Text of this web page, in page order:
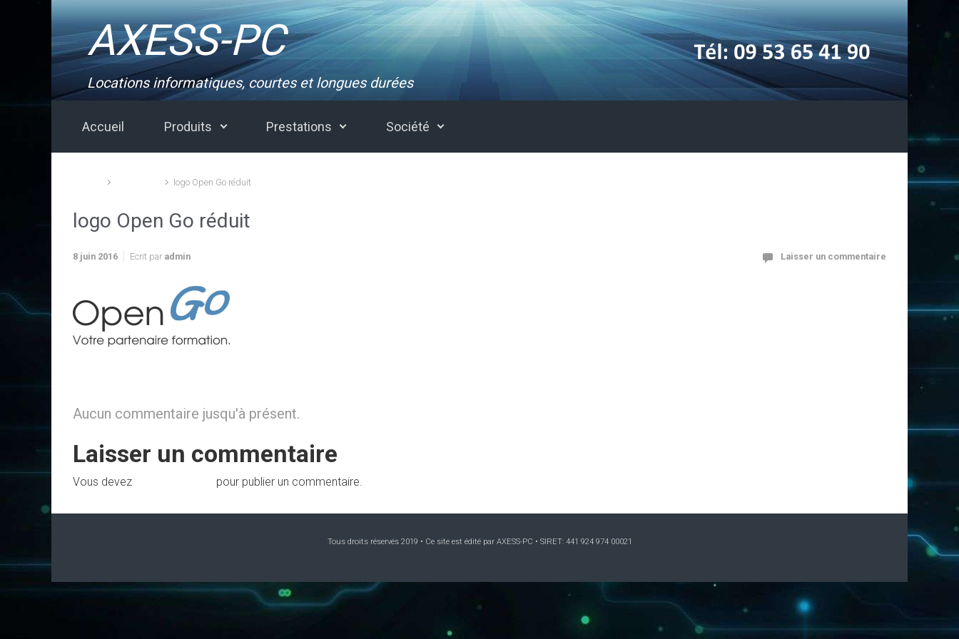
Skip to main contentAXESS-PC
Locations informatiques, courtes et longues durées
Accueil Produits Prestations Société
logo Open Go réduit
logo Open Go réduit
8 juin 2016 Ecrit par admin Laisser un commentaire
Aucun commentaire jusqu'à présent.
Laisser un commentaire
Vous devez pour publier un commentaire.
Tous droits réservés 2019 • Ce site est édité par AXESS-PC • SIRET: 441 924 974 00021